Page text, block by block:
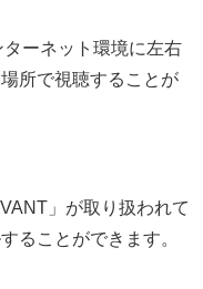
ーネット環境に左右
所で視聴することが
」が取り扱われて
ることができます。